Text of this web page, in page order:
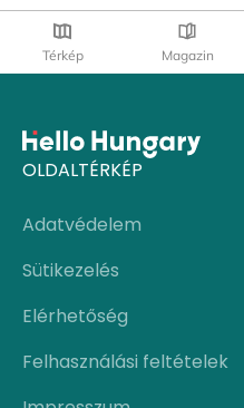
Térkép Magazin
OLDALTÉRKÉP
Adatvédelem
Sütikezelés
Elérhetőség
Felhasználási feltételek